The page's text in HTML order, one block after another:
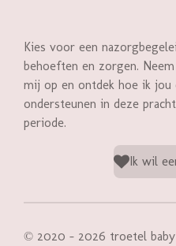
Kies voor een
behoeften en zorgen.
mij op en ontdek hoe ik jou
ondersteunen in deze
periode.
Ik wil
© 2020 - 2026 troetel baby